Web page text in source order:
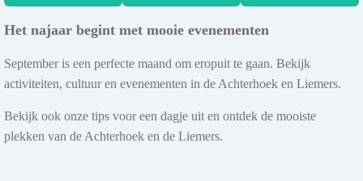
Het najaar begint met mooie evenementen
September is een perfecte maand om eropuit te gaan. Bekijk
activiteiten, cultuur en evenementen in de Achterhoek en Liemers.
Bekijk ook onze tips voor een dagje uit en ontdek de mooiste
plekken van de Achterhoek en de Liemers.